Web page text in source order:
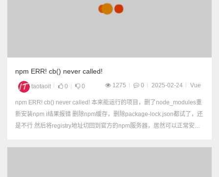
npm ERR! cb() never called!
taotaoit 0 0 1275 0 2025-02-24 Vue
npm ERR! cb() never called! 本来能运行的项目，删了node_modules重
新安装npm i结果报错 删除npm缓存，删除package-lock.json都试了，还
是不行 然后将registry地址切回到官方的npm服务器，居然可以正常安装